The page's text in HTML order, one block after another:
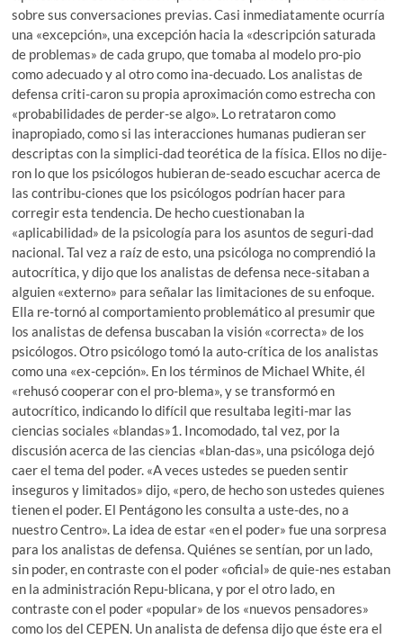
sobre sus conversaciones previas. Casi inmediatamente ocurría
una «excepción», una excepción hacia la «descripción saturada
de problemas» de cada grupo, que tomaba al modelo pro-pio
como adecuado y al otro como ina-decuado. Los analistas de
defensa criti-caron su propia aproximación como estrecha con
«probabilidades de perder-se algo». Lo retrataron como
inapropiado, como si las interacciones humanas pudieran ser
descriptas con la simplici-dad teorética de la física. Ellos no dije-
ron lo que los psicólogos hubieran de-seado escuchar acerca de
las contribu-ciones que los psicólogos podrían hacer para
corregir esta tendencia. De hecho cuestionaban la
«aplicabilidad» de la psicología para los asuntos de seguri-dad
nacional. Tal vez a raíz de esto, una psicóloga no comprendió la
autocrítica, y dijo que los analistas de defensa nece-sitaban a
alguien «externo» para señalar las limitaciones de su enfoque.
Ella re-tornó al comportamiento problemático al presumir que
los analistas de defensa buscaban la visión «correcta» de los
psicólogos. Otro psicólogo tomó la auto-crítica de los analistas
como una «ex-cepción». En los términos de Michael White, él
«rehusó cooperar con el pro-blema», y se transformó en
autocrítico, indicando lo difícil que resultaba legiti-mar las
ciencias sociales «blandas»1. Incomodado, tal vez, por la
discusión acerca de las ciencias «blan-das», una psicóloga dejó
caer el tema del poder. «A veces ustedes se pueden sentir
inseguros y limitados» dijo, «pero, de hecho son ustedes quienes
tienen el poder. El Pentágono les consulta a uste-des, no a
nuestro Centro». La idea de estar «en el poder» fue una sorpresa
para los analistas de defensa. Quiénes se sentían, por un lado,
sin poder, en contraste con el poder «oficial» de quie-nes estaban
en la administración Repu-blicana, y por el otro lado, en
contraste con el poder «popular» de los «nuevos pensadores»
como los del CEPEN. Un analista de defensa dijo que éste era el